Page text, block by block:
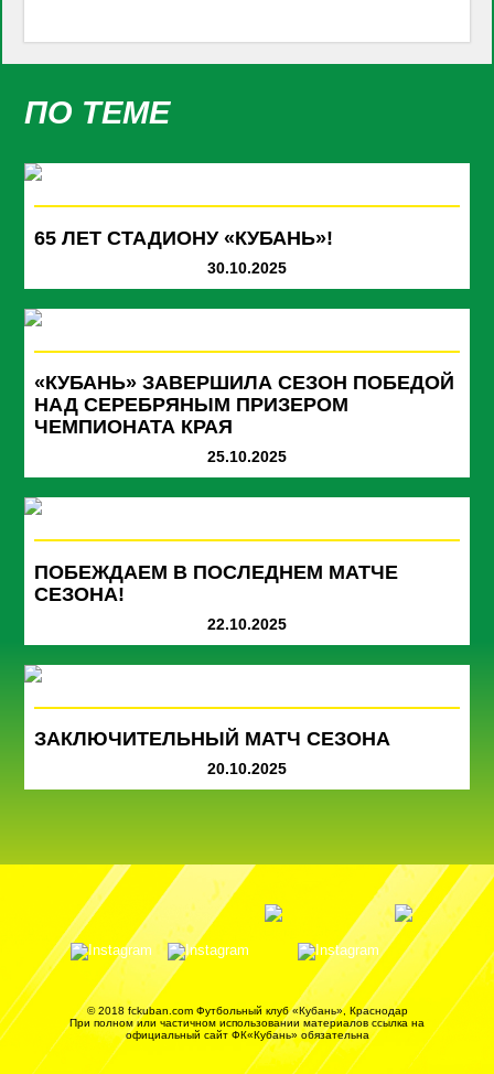
ПО ТЕМЕ
65 ЛЕТ СТАДИОНУ «КУБАНЬ»!
30.10.2025
«КУБАНЬ» ЗАВЕРШИЛА СЕЗОН ПОБЕДОЙ
НАД СЕРЕБРЯНЫМ ПРИЗЕРОМ
ЧЕМПИОНАТА КРАЯ
25.10.2025
ПОБЕЖДАЕМ В ПОСЛЕДНЕМ МАТЧЕ
СЕЗОНА!
22.10.2025
ЗАКЛЮЧИТЕЛЬНЫЙ МАТЧ СЕЗОНА
20.10.2025
© 2018 fckuban.com Футбольный клуб «Кубань», Краснодар
При полном или частичном использовании материалов ссылка на
официальный сайт ФК«Кубань» обязательна